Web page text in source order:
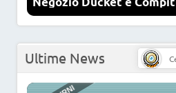
Ultime News Cerca:
NUOVI LOOK